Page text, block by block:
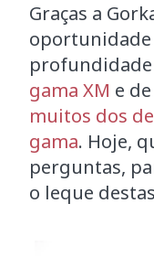
Graças a
oportunidade
profundidade
gama XM e de
muitos dos
gama. Hoje,
perguntas,
o leque